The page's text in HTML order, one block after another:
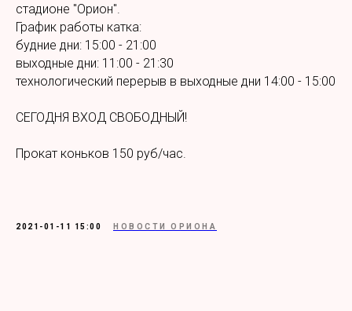
стадионе "Орион".
График работы катка:
будние дни: 15:00 - 21:00
выходные дни: 11:00 - 21:30
технологический перерыв в выходные дни 14:00 - 15:00
СЕГОДНЯ ВХОД СВОБОДНЫЙ!
Прокат коньков 150 руб/час.
2021-01-11 15:00 НОВОСТИ ОРИОНА